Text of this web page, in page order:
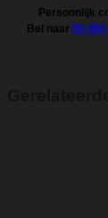
Persoonlijk
Bel naar 06